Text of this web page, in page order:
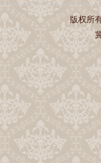
版权所